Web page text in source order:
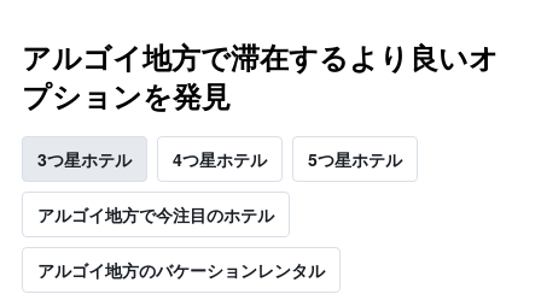
アルゴイ地方で滞在するより良いオ
プションを発見
3つ星ホテル 4つ星ホテル 5つ星ホテル
アルゴイ地方で今注目のホテル
アルゴイ地方のバケーションレンタル